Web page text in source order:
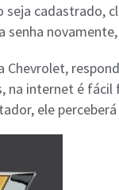
seja cadastrado,
senha
Chevrolet,
na internet é
ele